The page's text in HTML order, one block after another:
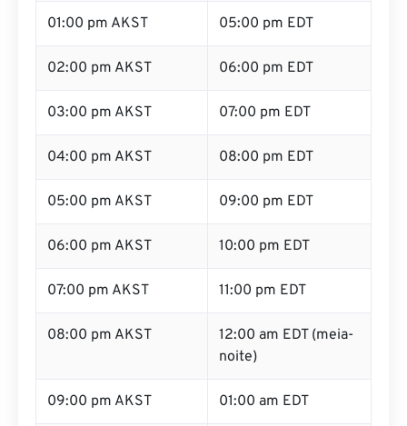
01:00 pm AKST 05:00 pm EDT
02:00 pm AKST 06:00 pm EDT
03:00 pm AKST 07:00 pm EDT
04:00 pm AKST 08:00 pm EDT
05:00 pm AKST 09:00 pm EDT
06:00 pm AKST 10:00 pm EDT
07:00 pm AKST 11:00 pm EDT
08:00 pm AKST
12:00 am EDT (meia-
noite)
09:00 pm AKST 01:00 am EDT